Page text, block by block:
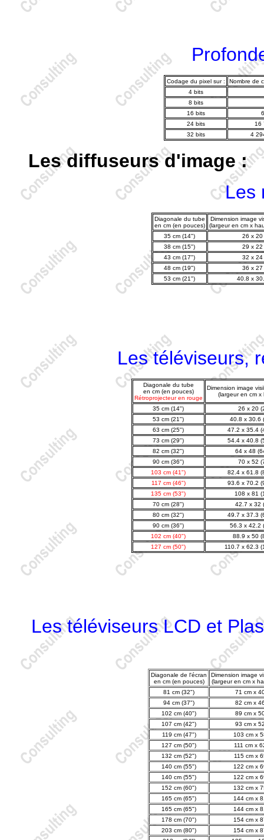
Codage du pixel sur :
Nombre de
4 bits
8 bits
16 bits
24 bits
16
32 bits
4
Les diffuseurs d'image :
Les
Diagonale du tube
en cm (en pouces)
Dimension image
(largeur en cm x
35 cm (14")
26 x 20
38 cm (15")
29 x 22
43 cm (17")
32 x 24
48 cm (19")
36 x 27
53 cm (21")
40.8 x
Les téléviseurs,
Diagonale du tube
en cm (en pouces)
Rétroprojecteur en rouge
Dimension image
(largeur en cm x
35 cm (14")
26 x 20
53 cm (21")
40.8 x 30.6
63 cm (25")
47.2 x 35.4
73 cm (29")
54.4 x 40.8
82 cm (32")
64 x 48
90 cm (36")
70 x 52
103 cm (41")
82.4 x 61.8
117 cm (46")
93.6 x 70.2
135 cm (53")
108 x 81
70 cm (28")
42.7 x 32
80 cm (32")
49.7 x 37.3
90 cm (36")
56.3 x 42.2
102 cm (40")
88.9 x 50
127 cm (50")
110.7 x 62.3
Les téléviseurs LCD et
Diagonale de l'écran
en cm (en pouces)
Dimension image
(largeur en cm x
81 cm (32")
71 cm x
94 cm (37")
82 cm x
102 cm (40")
89 cm x
107 cm (42")
93 cm x
119 cm (47")
103 cm x
127 cm (50")
111 cm x
132 cm (52")
115 cm x
140 cm (55")
122 cm x
140 cm (55")
122 cm x
152 cm (60")
132 cm x
165 cm (65")
144 cm x
165 cm (65")
144 cm x
178 cm (70")
154 cm x
203 cm (80")
154 cm x